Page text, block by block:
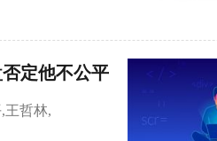
定他不公平
王哲林,